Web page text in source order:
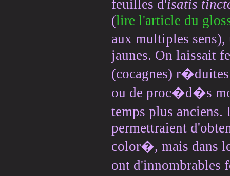
feuilles d'isatis
(lire l'article du
aux multiples
jaunes. On laissait
(cocagnes)
ou de proc�d�s
temps plus
permettraient
color�, mais dans
ont d'innombrables